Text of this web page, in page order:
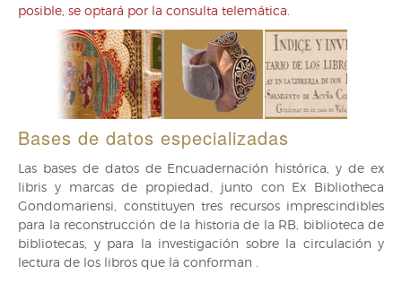
posible, se optará por la consulta telemática.
Bases de datos especializadas
Las bases de datos de Encuadernación histórica, y de ex
libris y marcas de propiedad, junto con Ex Bibliotheca
Gondomariensi, constituyen tres recursos imprescindibles
para la reconstrucción de la historia de la RB, biblioteca de
bibliotecas, y para la investigación sobre la circulación y
lectura de los libros que la conforman .